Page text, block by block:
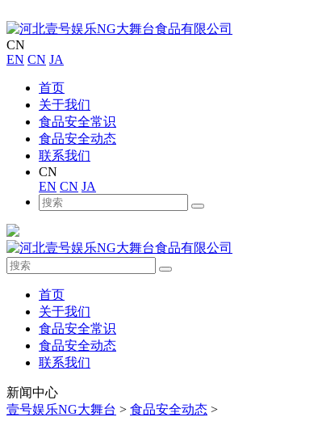
CN
EN CN JA
首页
关于我们
食品安全常识
食品安全动态
联系我们
CN
EN CN JA
首页
关于我们
食品安全常识
食品安全动态
联系我们
新闻中心
壹号娱乐NG大舞台 > 食品安全动态 >